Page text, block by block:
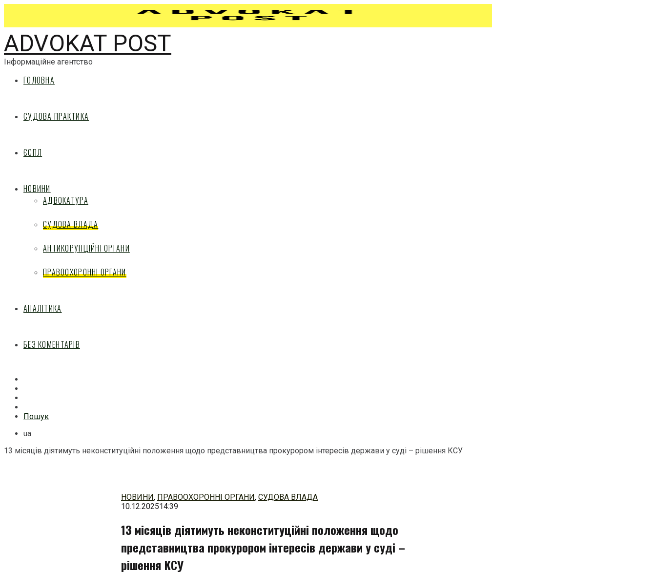
ADVOKAT POST
Інформаційне агентство
ГОЛОВНА
СУДОВА ПРАКТИКА
ЄСПЛ
НОВИНИ
АДВОКАТУРА
СУДОВА ВЛАДА
АНТИКОРУПЦІЙНІ ОРГАНИ
ПРАВООХОРОННІ ОРГАНИ
АНАЛІТИКА
БЕЗ КОМЕНТАРІВ
Пошук
ua
13 місяців діятимуть неконституційні положення щодо представництва прокурором інтересів держави у суді – рішення КСУ
НОВИНИ, ПРАВООХОРОННІ ОРГАНИ, СУДОВА ВЛАДА
10.12.202514:39
13 місяців діятимуть неконституційні положення щодо
представництва прокурором інтересів держави у суді –
рішення КСУ